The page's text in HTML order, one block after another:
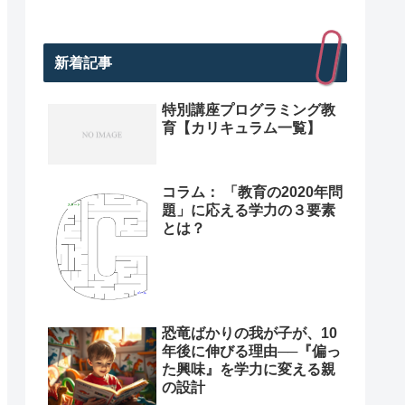
新着記事
特別講座プログラミング教
育【カリキュラム一覧】
コラム： 「教育の2020年問
題」に応える学力の３要素
とは？
恐竜ばかりの我が子が、10
年後に伸びる理由──『偏っ
た興味』を学力に変える親
の設計